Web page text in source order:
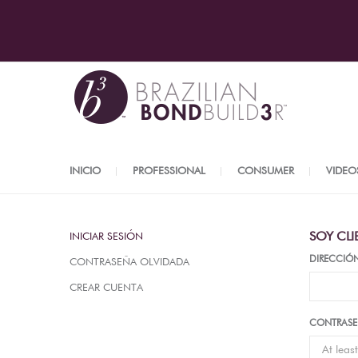
INICIO PROFESSIONAL CONSUMER
INICIAR SESIÓN
CONTRASEÑA OLVIDADA
CREAR CUENTA
SOY